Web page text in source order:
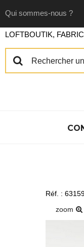
Qui sommes-nous ?
Réf. :
zoom
LOFTBOUTIK,